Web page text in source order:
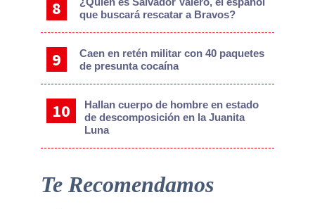
que buscará rescatar a Bravos?
Caen en retén militar con 40 paquetes
de presunta cocaína
Hallan cuerpo de hombre en estado
de descomposición en la Juanita
Luna
Te Recomendamos